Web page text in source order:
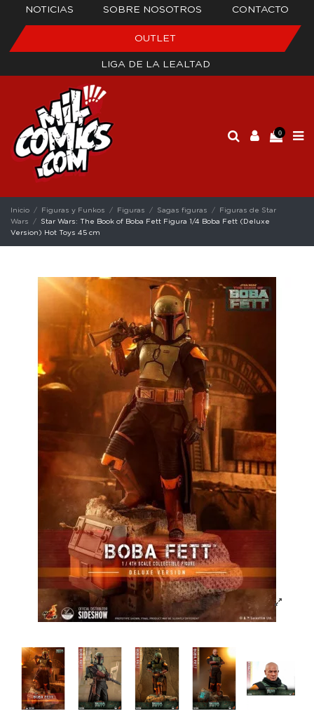
NOTICIAS SOBRE NOSOTROS CONTACTO
OUTLET
LIGA DE LA LEALTAD
0
Inicio Figuras y Funkos Figuras Sagas figuras
Figuras de Star
Wars
Star Wars: The Book of Boba Fett Figura 1/4 Boba Fett (Deluxe
Version) Hot Toys 45 cm